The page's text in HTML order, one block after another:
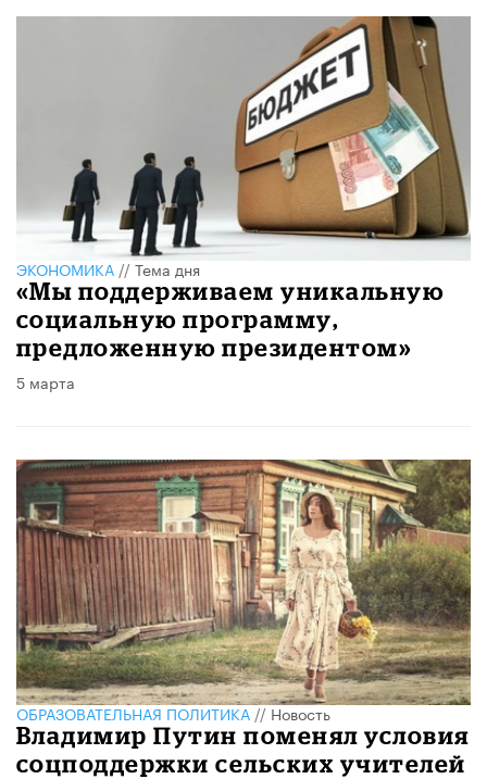
ЭКОНОМИКА // Тема дня
«Мы поддерживаем уникальную
социальную программу,
предложенную президентом»
5 марта
ОБРАЗОВАТЕЛЬНАЯ ПОЛИТИКА//Новость
Владимир Путин поменял условия
соцподдержки сельских учителей